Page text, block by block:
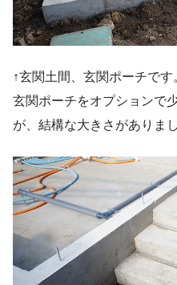
↑玄関土間、玄関ポーチです
玄関ポーチをオプションで
が、結構な大きさがありま